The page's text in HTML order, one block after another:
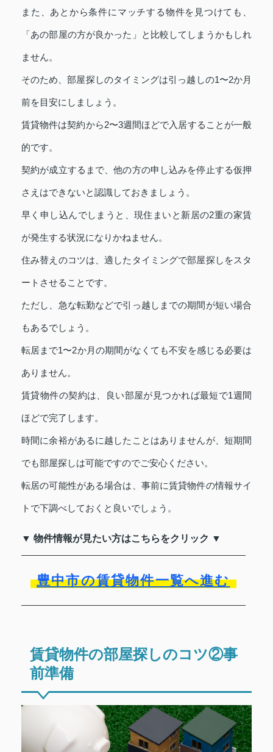
また、あとから条件にマッチする物件を見つけても、
「あの部屋の方が良かった」と比較してしまうかもしれ
ません。
そのため、部屋探しのタイミングは引っ越しの1〜2か月
前を目安にしましょう。
賃貸物件は契約から2〜3週間ほどで入居することが一般
的です。
契約が成立するまで、他の方の申し込みを停止する仮押
さえはできないと認識しておきましょう。
早く申し込んでしまうと、現住まいと新居の2重の家賃
が発生する状況になりかねません。
住み替えのコツは、適したタイミングで部屋探しをスタ
ートさせることです。
ただし、急な転勤などで引っ越しまでの期間が短い場合
もあるでしょう。
転居まで1〜2か月の期間がなくても不安を感じる必要は
ありません。
賃貸物件の契約は、良い部屋が見つかれば最短で1週間
ほどで完了します。
時間に余裕があるに越したことはありませんが、短期間
でも部屋探しは可能ですのでご安心ください。
転居の可能性がある場合は、事前に賃貸物件の情報サイ
トで下調べしておくと良いでしょう。
▼ 物件情報が見たい方はこちらをクリック ▼
豊中市の賃貸物件一覧へ進む
賃貸物件の部屋探しのコツ②事
前準備